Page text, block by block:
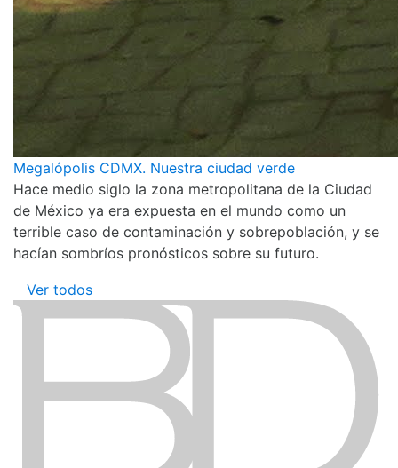
Megalópolis CDMX. Nuestra ciudad verde
Hace medio siglo la zona metropolitana de la Ciudad
de México ya era expuesta en el mundo como un
terrible caso de contaminación y sobrepoblación, y se
hacían sombríos pronósticos sobre su futuro.
Ver todos